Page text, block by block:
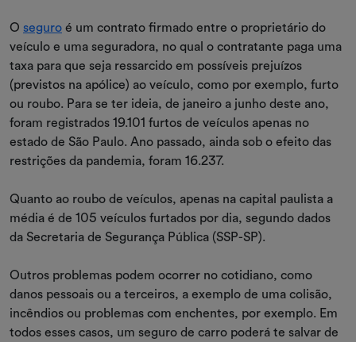
O seguro é um contrato firmado entre o proprietário do
veículo e uma seguradora, no qual o contratante paga uma
taxa para que seja ressarcido em possíveis prejuízos
(previstos na apólice) ao veículo, como por exemplo, furto
ou roubo. Para se ter ideia, de janeiro a junho deste ano,
foram registrados 19.101 furtos de veículos apenas no
estado de São Paulo. Ano passado, ainda sob o efeito das
restrições da pandemia, foram 16.237.
Quanto ao roubo de veículos, apenas na capital paulista a
média é de 105 veículos furtados por dia, segundo dados
da Secretaria de Segurança Pública (SSP-SP).
Outros problemas podem ocorrer no cotidiano, como
danos pessoais ou a terceiros, a exemplo de uma colisão,
incêndios ou problemas com enchentes, por exemplo. Em
todos esses casos, um seguro de carro poderá te salvar de